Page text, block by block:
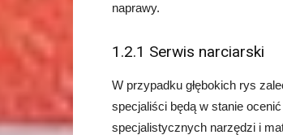
naprawy.
1.2.1 Serwis narciarski
W przypadku głębokich rys
specjaliści będą w stanie
specjalistycznych narzędzi i